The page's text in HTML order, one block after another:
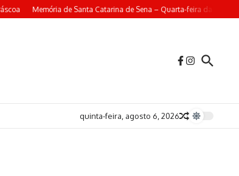
Memória de Santa Catarina de Sena – Quarta-feira da 4ª Semana da
quinta-feira, agosto 6, 2026